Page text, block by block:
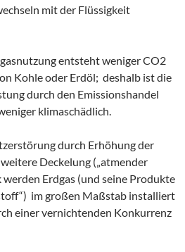
mit der Flüssigkeit
entsteht weniger CO2
Kohle oder Erdöl; deshalb ist die
durch den Emissionshandel
klimaschädlich.
durch Erhöhung der
Deckelung („atmender
Erdgas (und seine Produkte
im großen Maßstab installiert
einer vernichtenden Konkurrenz